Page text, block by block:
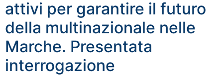
attivi per garantire il futuro
della multinazionale nelle
Marche. Presentata
interrogazione